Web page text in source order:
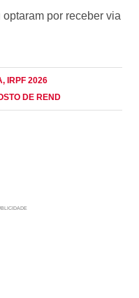
por receber via
, IRPF 2026
DE REND